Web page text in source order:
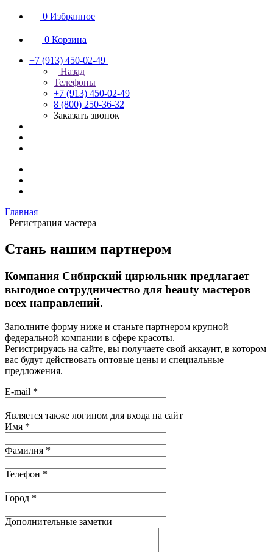
0 Избранное
0 Корзина
+7 (913) 450-02-49
Назад
Телефоны
+7 (913) 450-02-49
8 (800) 250-36-32
Заказать звонок
Главная
Регистрация мастера
Стань нашим партнером
Компания Сибирский цирюльник предлагает
выгодное сотрудничество для beauty мастеров
всех направлений.
Заполните форму ниже и станьте партнером крупной
федеральной компании в сфере красоты.
Регистрируясь на сайте, вы получаете свой аккаунт, в котором
вас будут действовать оптовые цены и специальные
предложения.
E-mail *
Является также логином для входа на сайт
Имя *
Фамилия *
Телефон *
Город *
Дополнительные заметки